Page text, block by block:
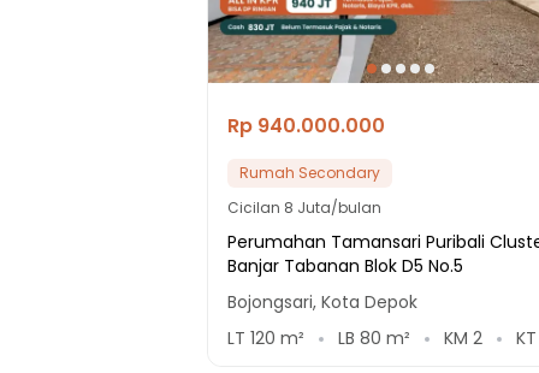
Rp 940.000.000
Rumah Secondary
Cicilan 8 Juta/bulan
Perumahan Tamansari Puribali
Banjar Tabanan Blok D5 No.5
Bojongsari, Kota Depok
LT 120 m² LB 80 m² KM 2 KT